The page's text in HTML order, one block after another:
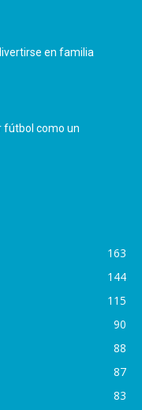
en familia
fútbol como un
163
144
115
90
88
87
83